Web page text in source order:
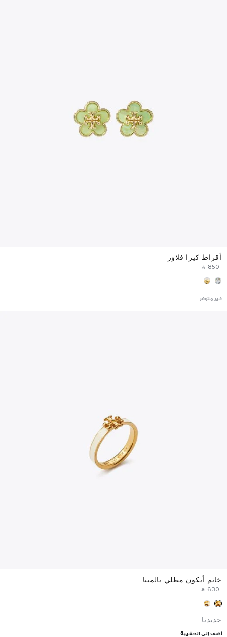
أقراط كيرا فلاور
‎ ⃁ ⁦850⁩ ‎
غير متوفر
خاتم أيكون مطلي بالمينا
‎ ⃁ ⁦630⁩ ‎
جديدنا
أضف إلى الحقيبة